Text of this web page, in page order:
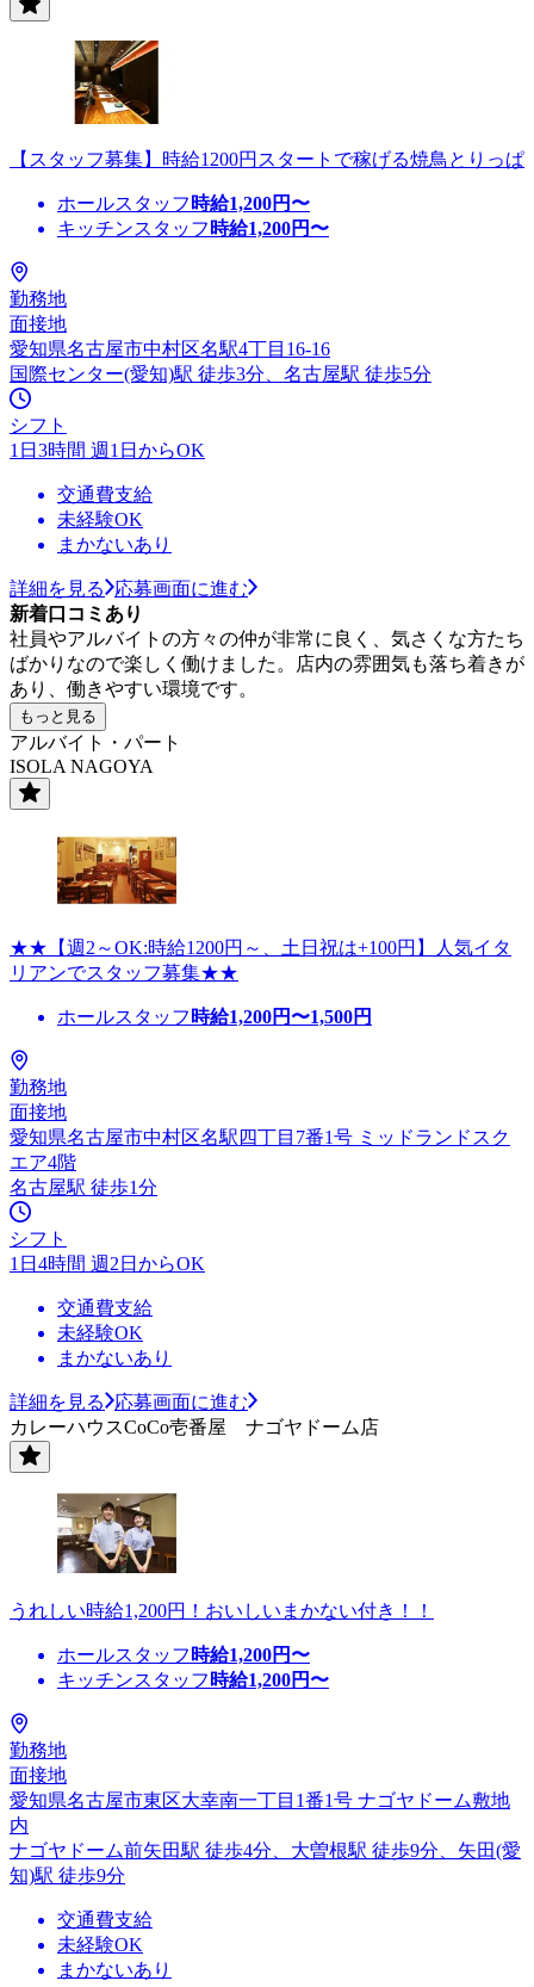
【スタッフ募集】時給1200円スタートで稼げる焼鳥とりっぱ
ホールスタッフ 時給1,200円〜
キッチンスタッフ 時給1,200円〜
勤務地
面接地
愛知県名古屋市中村区名駅4丁目16-16
国際センター(愛知)駅 徒歩3分、名古屋駅 徒歩5分
シフト
1日3時間 週1日からOK
交通費支給
未経験OK
まかないあり
詳細を見る
応募画面に進む
新着口コミあり
社員やアルバイトの方々の仲が非常に良く、気さくな方たち
ばかりなので楽しく働けました。店内の雰囲気も落ち着きが
あり、働きやすい環境です。
もっと見る
アルバイト・パート
ISOLA NAGOYA
★★【週2～OK:時給1200円～、土日祝は+100円】人気イタ
リアンでスタッフ募集★★
ホールスタッフ 時給1,200円〜1,500円
勤務地
面接地
愛知県名古屋市中村区名駅四丁目7番1号 ミッドランドスク
エア4階
名古屋駅 徒歩1分
シフト
1日4時間 週2日からOK
交通費支給
未経験OK
まかないあり
詳細を見る
応募画面に進む
カレーハウスCoCo壱番屋 ナゴヤドーム店
うれしい時給1,200円！おいしいまかない付き！！
ホールスタッフ 時給1,200円〜
キッチンスタッフ 時給1,200円〜
勤務地
面接地
愛知県名古屋市東区大幸南一丁目1番1号 ナゴヤドーム敷地
内
ナゴヤドーム前矢田駅 徒歩4分、大曽根駅 徒歩9分、矢田(愛
知)駅 徒歩9分
交通費支給
未経験OK
まかないあり